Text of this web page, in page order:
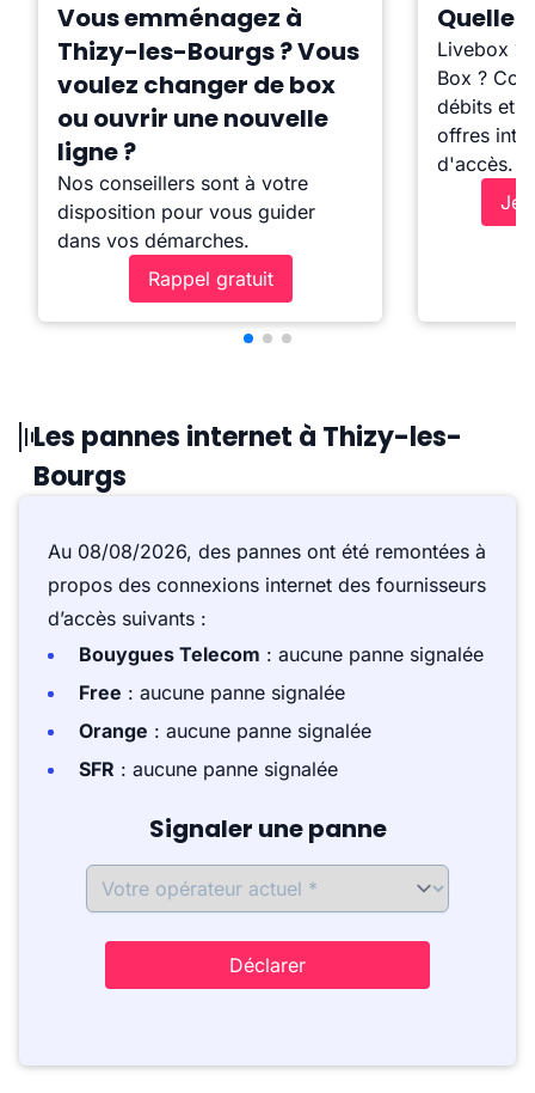
Vous emménagez à
Thizy-les-Bourgs ? Vous
voulez changer de box
ou ouvrir une nouvelle
ligne ?
Nos conseillers sont à votre
disposition pour vous guider
dans vos démarches.
Rappel gratuit
Quelle
Livebox ?
Box ?
débits et
offres
d'accès.
Je
Les pannes internet à Thizy-les-
Bourgs
Au 08/08/2026, des pannes ont été remontées à
propos des connexions internet des fournisseurs
d’accès suivants :
Bouygues Telecom : aucune panne signalée
Free : aucune panne signalée
Orange : aucune panne signalée
SFR : aucune panne signalée
Signaler une panne
Déclarer